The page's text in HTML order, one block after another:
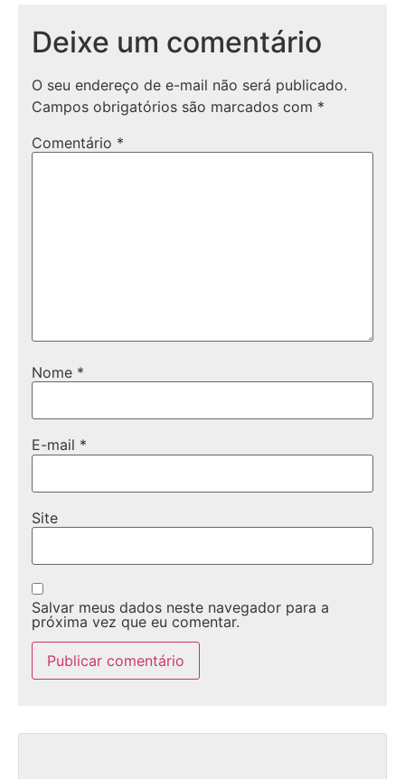
Deixe um comentário
O seu endereço de e-mail não será publicado.
Campos obrigatórios são marcados com *
Comentário *
Nome *
E-mail *
Site
Salvar meus dados neste navegador para a
próxima vez que eu comentar.